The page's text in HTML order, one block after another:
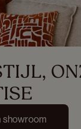
showroom